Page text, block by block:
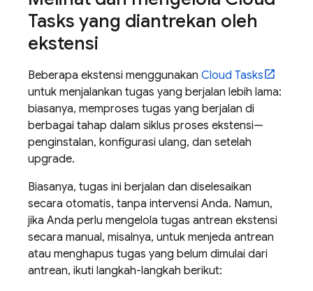
Tasks yang diantrekan oleh
ekstensi
Beberapa ekstensi menggunakan Cloud Tasks
untuk menjalankan tugas yang berjalan lebih lama:
biasanya, memproses tugas yang berjalan di
berbagai tahap dalam siklus proses ekstensi—
penginstalan, konfigurasi ulang, dan setelah
upgrade.
Biasanya, tugas ini berjalan dan diselesaikan
secara otomatis, tanpa intervensi Anda. Namun,
jika Anda perlu mengelola tugas antrean ekstensi
secara manual, misalnya, untuk menjeda antrean
atau menghapus tugas yang belum dimulai dari
antrean, ikuti langkah-langkah berikut: